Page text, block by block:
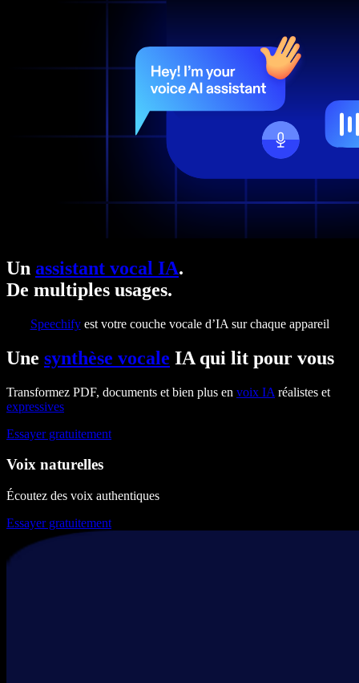
Un assistant vocal IA.
De multiples usages.
Speechifyest votre couche vocale d’IA sur chaque appareil
Une synthèse vocale IA qui lit pour vous
Transformez PDF, documents et bien plus en voix IA réalistes et
expressives
Essayer gratuitement
Voix naturelles
Écoutez des voix authentiques
Essayer gratuitement